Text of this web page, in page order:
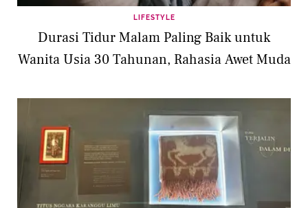
LIFESTYLE
Durasi Tidur Malam Paling Baik untuk
Wanita Usia 30 Tahunan, Rahasia Awet Muda